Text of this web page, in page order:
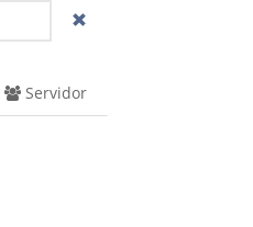
Servidor